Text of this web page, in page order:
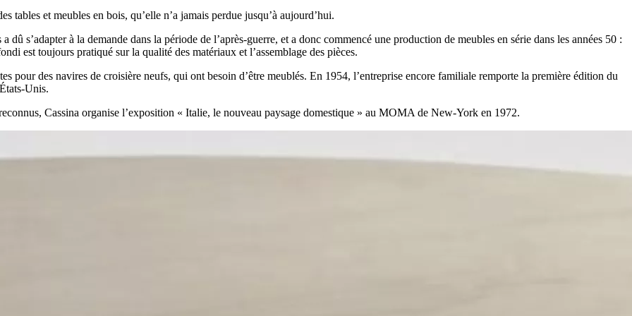
et meubles en bois, qu’elle n’a jamais perdue jusqu’à aujourd’hui.
s’adapter à la demande dans la période de l’après-guerre, et a donc commencé une production de meubles en série dans les années 50 :
est toujours pratiqué sur la qualité des matériaux et l’assemblage des pièces.
pour des navires de croisière neufs, qui ont besoin d’être meublés. En 1954, l’entreprise encore familiale remporte la première édition du
Unis.
Cassina organise l’exposition « Italie, le nouveau paysage domestique » au MOMA de New-York en 1972.